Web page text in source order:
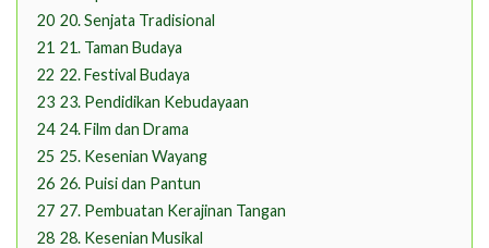
20 20. Senjata Tradisional
21 21. Taman Budaya
22 22. Festival Budaya
23 23. Pendidikan Kebudayaan
24 24. Film dan Drama
25 25. Kesenian Wayang
26 26. Puisi dan Pantun
27 27. Pembuatan Kerajinan Tangan
28 28. Kesenian Musikal